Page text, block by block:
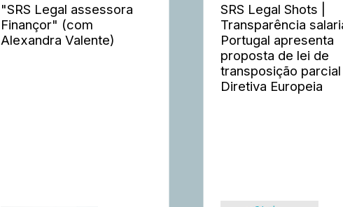
"SRS Legal assessora
Finançor" (com
Alexandra Valente)
SRS Legal Shots |
Transparência
Portugal apresenta
proposta de lei de
transposição parcial
Diretiva Europeia